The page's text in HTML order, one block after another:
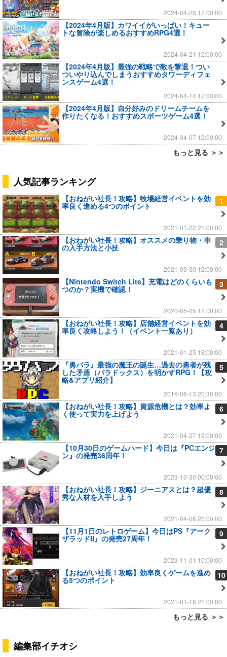
2024-04-28 12:00:00
【2024年4月版】カワイイがいっぱい！キュー
トな冒険が楽しめるおすすめRPG4選！
2024-04-21 12:00:00
【2024年4月版】最強の戦略で敵を撃退！つい
ついやり込んでしまうおすすめタワーディフェ
ンスゲーム4選！
2024-04-14 12:00:00
【2024年4月版】自分好みのドリームチームを
作りたくなる！おすすめスポーツゲーム4選！
2024-04-07 12:00:00
もっと見る ＞＞
人気記事ランキング
1
【おねがい社長！攻略】牧場経営イベントを効
率良く進める4つのポイント
2021-01-22 21:00:00
2
【おねがい社長！攻略】オススメの乗り物・車
の入手方法と小技
2021-03-30 12:00:00
3
【Nintendo Switch Lite】充電はどのくらいも
つのか？実機で確認！
2020-05-05 12:00:00
4
【おねがい社長！攻略】店舗経営イベントを効
率良く攻略しよう！（イベント一覧あり）
2021-01-25 18:00:00
5
『勇パラ』最強の魔王の誕生…過去の勇者が残
した矛盾（パラドックス）を明かすRPG！【攻
略&アプリ紹介】
2016-06-13 20:30:00
6
【おねがい社長！攻略】資源危機とは？効率よ
く使って実力を上げよう
2021-04-27 19:00:00
7
【10月30日のゲームハード】今日は『PCエンジ
ン』の発売36周年！
2023-10-30 00:00:00
8
【おねがい社長！攻略】ジーニアスとは？超優
秀な人材を入手しよう
2021-04-08 20:00:00
9
【11月1日のレトロゲーム】今日はPS『アーク
ザラッドII』の発売27周年！
2023-11-01 10:00:00
10
【おねがい社長！攻略】効率良くゲームを進め
る5つのポイント
2021-01-18 21:00:00
もっと見る ＞＞
編集部イチオシ